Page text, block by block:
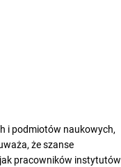
i podmiotów naukowych,
że szanse
pracowników instytutów